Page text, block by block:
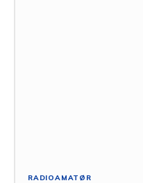
RADIOAMATØR